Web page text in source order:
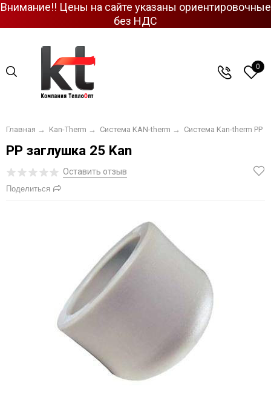
Внимание!! Цены на сайте указаны ориентировочные
без НДС
0
Главная → Kan-Therm → Система KAN-therm → Система Kan-therm PP
PP заглушка 25 Kan
Оставить отзыв
Поделиться